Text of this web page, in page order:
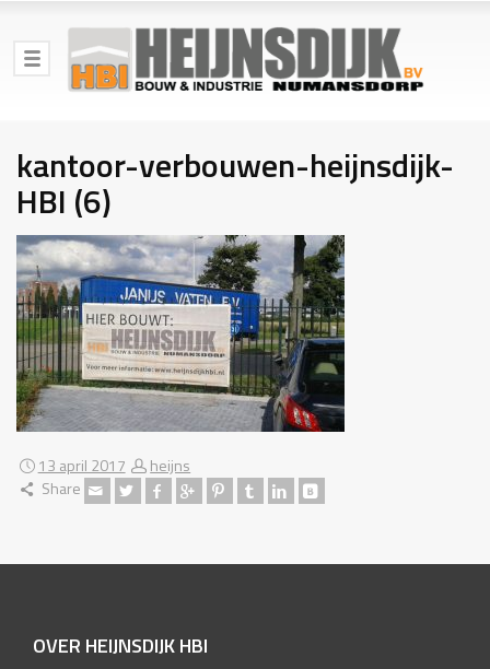
kantoor-verbouwen-heijnsdijk-
HBI (6)
13 april 2017
heijns
Share
OVER HEIJNSDIJK HBI